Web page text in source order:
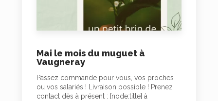
Mai le mois du muguet à
Vaugneray
Passez commande pour vous, vos proches
ou vos salariés ! Livraison possible ! Prenez
contact dès à présent : [node:title] à